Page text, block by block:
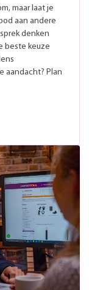
maar laat je
aan andere
denken
beste keuze
aandacht? Plan